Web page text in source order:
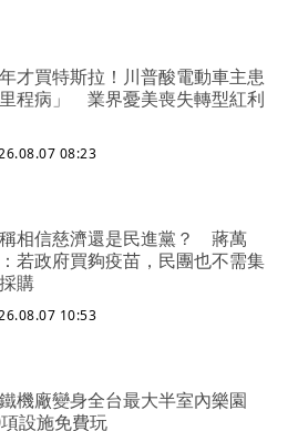
才買特斯拉！川普酸電動車主患
里程病」 業界憂美喪失轉型紅利
08:23
相信慈濟還是民進黨？ 蔣萬
若政府買夠疫苗，民團也不需集
購
10:53
機廠變身全台最大半室內樂園
設施免費玩